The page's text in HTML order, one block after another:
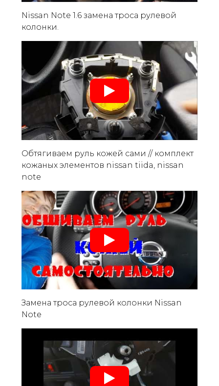
Nissan Note 1.6 замена троса рулевой
колонки.
Обтягиваем руль кожей сами // комплект
кожаных элементов nissan tiida, nissan
note
Замена троса рулевой колонки Nissan
Note